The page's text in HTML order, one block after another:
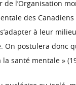
de l’Organisation
des
à leur
On postulera donc
santé mentale »